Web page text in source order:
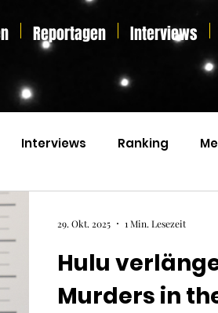
Reportagen Interviews
Interviews Ranking
Hulu
Murders in
29. Okt. 2025 1 Min. Lesezeit